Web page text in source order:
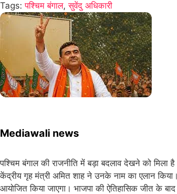
Tags:पश्चिम बंगाल,सुवेंदु अधिकारी
Mediawali news
पश्चिम बंगाल की राजनीति में बड़ा बदलाव देखने को
केंद्रीय गृह मंत्री अमित शाह ने उनके नाम का एलान
आयोजित किया जाएगा। भाजपा की ऐतिहासिक जीत के